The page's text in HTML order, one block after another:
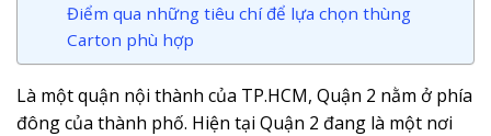
Điểm qua những tiêu chí để lựa chọn thùng
Carton phù hợp
Là một quận nội thành của TP.HCM, Quận 2 nằm ở phía
đông của thành phố. Hiện tại Quận 2 đang là một nơi